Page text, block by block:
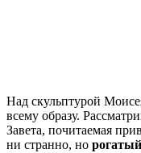
Над скульптурой
всему образу.
Завета, почитаемая
ни странно, но